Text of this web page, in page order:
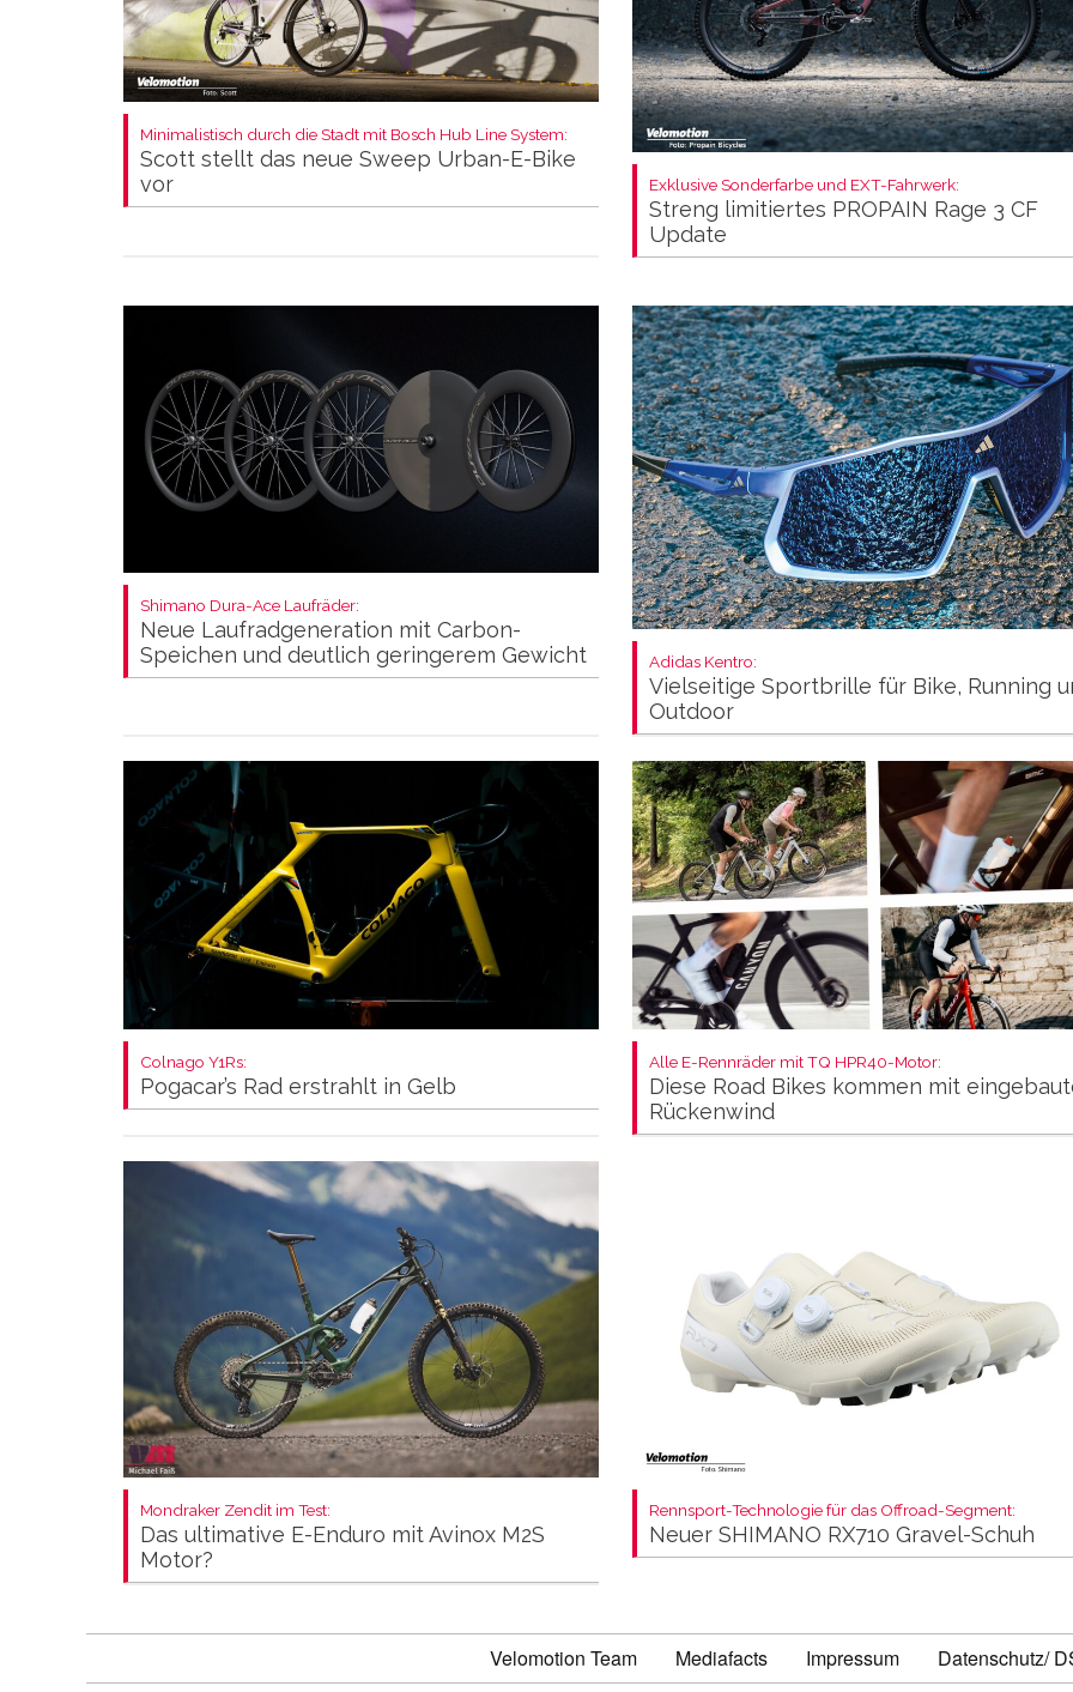
Minimalistisch durch die Stadt mit Bosch Hub Line System:
Scott stellt das neue Sweep Urban-E-Bike
vor
Exklusive Sonderfarbe und EXT-Fahrwerk:
Streng limitiertes PROPAIN Rage 3 CF
Update
Shimano Dura-Ace Laufräder:
Neue Laufradgeneration mit Carbon-
Speichen und deutlich geringerem Gewicht
Adidas Kentro:
Vielseitige Sportbrille für Bike, Running
Outdoor
Colnago Y1Rs:
Pogacar’s Rad erstrahlt in Gelb
Alle E-Rennräder mit TQ HPR40-Motor:
Diese Road Bikes kommen mit
Rückenwind
Mondraker Zendit im Test:
Das ultimative E-Enduro mit Avinox M2S
Motor?
Rennsport-Technologie für das Offroad-Segment:
Neuer SHIMANO RX710 Gravel-Schuh
Velomotion Team Mediafacts Impressum Datenschutz/